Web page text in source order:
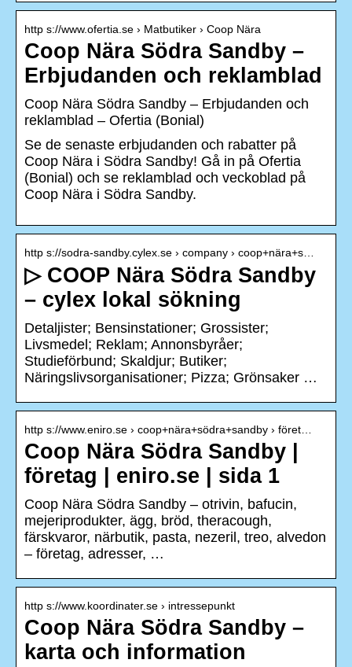
http s://www.ofertia.se › Matbutiker › Coop Nära
Coop Nära Södra Sandby –
Erbjudanden och reklamblad
Coop Nära Södra Sandby – Erbjudanden och
reklamblad – Ofertia (Bonial)
Se de senaste erbjudanden och rabatter på
Coop Nära i Södra Sandby! Gå in på Ofertia
(Bonial) och se reklamblad och veckoblad på
Coop Nära i Södra Sandby.
http s://sodra-sandby.cylex.se › company › coop+nära+s…
▷ COOP Nära Södra Sandby
– cylex lokal sökning
Detaljister; Bensinstationer; Grossister;
Livsmedel; Reklam; Annonsbyråer;
Studieförbund; Skaldjur; Butiker;
Näringslivsorganisationer; Pizza; Grönsaker …
http s://www.eniro.se › coop+nära+södra+sandby › föret…
Coop Nära Södra Sandby |
företag | eniro.se | sida 1
Coop Nära Södra Sandby – otrivin, bafucin,
mejeriprodukter, ägg, bröd, theracough,
färskvaror, närbutik, pasta, nezeril, treo, alvedon
– företag, adresser, …
http s://www.koordinater.se › intressepunkt
Coop Nära Södra Sandby –
karta och information